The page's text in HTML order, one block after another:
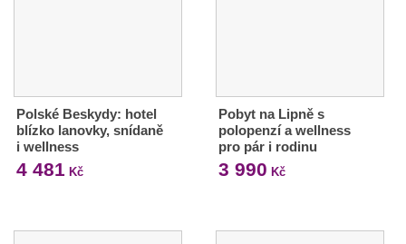
Polské Beskydy: hotel
blízko lanovky, snídaně
i wellness
4 481 Kč
Pobyt na Lipně s
polopenzí a wellness
pro pár i rodinu
3 990 Kč